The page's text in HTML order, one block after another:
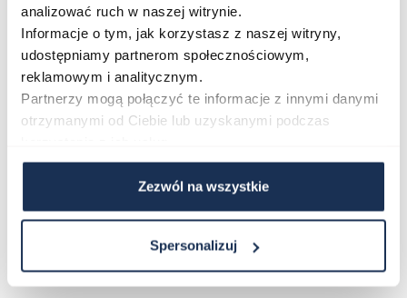
analizować ruch w naszej witrynie.
Informacje o tym, jak korzystasz z naszej witryny,
udostępniamy partnerom społecznościowym,
reklamowym i analitycznym.
Partnerzy mogą połączyć te informacje z innymi danymi
otrzymanymi od Ciebie lub uzyskanymi podczas
Zezwól na wszystkie
Spersonalizuj
Poruszanie się po elementach karuzeli jest możliwe za pomocą
Naciśnij, aby pominąć karuzelę
Naciśnij, aby przejść do nawigacji karuzeli
CASIO Sport AE-1200WHD-
03362600
Casio Sport AQ-230GA-
9DMQYES
03311457